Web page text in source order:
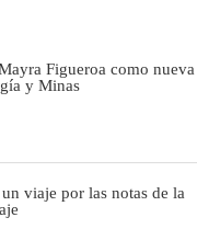
Figueroa como nueva
y Minas
viaje por las notas de la